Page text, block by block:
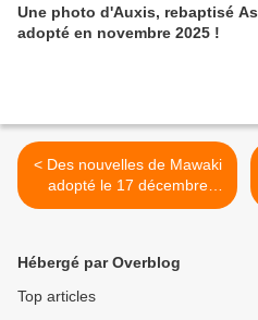
Une photo d'Auxis, rebaptisé
adopté en novembre 2025 !
< Des nouvelles de Mawaki
adopté le 17 décembre
dernier !
Hébergé par Overblog
Top articles